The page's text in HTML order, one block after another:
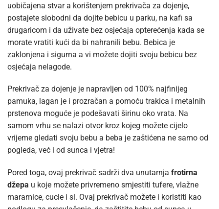
uobičajena stvar a korištenjem prekrivača za dojenje,
postajete slobodni da dojite bebicu u parku, na kafi sa
drugaricom i da uživate bez osjećaja opterećenja kada se
morate vratiti kući da bi nahranili bebu. Bebica je
zaklonjena i sigurna a vi možete dojiti svoju bebicu bez
osjećaja nelagode.
Prekrivač za dojenje je napravljen od 100% najfinijeg
pamuka, lagan je i prozračan a pomoću trakica i metalnih
prstenova moguće je podešavati širinu oko vrata. Na
samom vrhu se nalazi otvor kroz kojeg možete cijelo
vrijeme gledati svoju bebu a beba je zaštićena ne samo od
pogleda, već i od sunca i vjetra!
Pored toga, ovaj prekrivač sadrži dva unutarnja frotirna
džepa u koje možete privremeno smjestiti tufere, vlažne
maramice, cucle i sl. Ovaj prekrivač možete i koristiti kao